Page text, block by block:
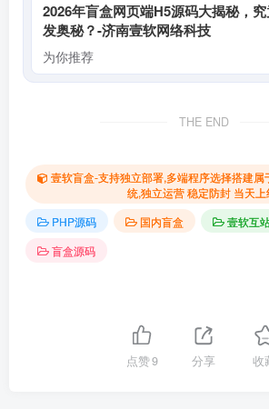
2026年盲盒网页端H5源码大揭秘，
发奥秘？-济南壹软网络科技
为你推荐
THE END
壹软盲盒-支持独立部署,多端程序选择搭建
统,独立运营 稳定防封 当天上
PHP源码
国内盲盒 壹软互
盲盒源码
点赞9 分享 收